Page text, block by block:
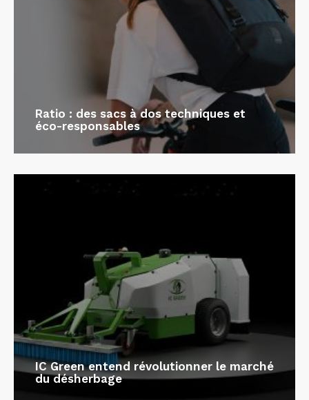
Ratio : des sacs à dos techniques et
éco-responsables
IC Green entend révolutionner le marché
du désherbage